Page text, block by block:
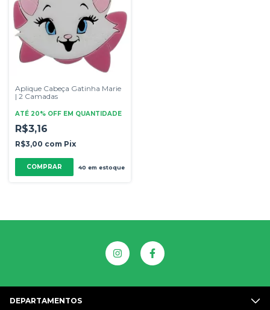
Aplique Cabeça Gatinha Marie
| 2 Camadas
ATÉ 20% OFF EM QUANTIDADE
R$3,16
R$3,00 com Pix
COMPRAR 40 em estoque
DEPARTAMENTOS